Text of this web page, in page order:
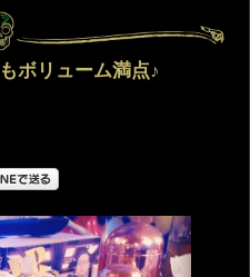
ボリューム満点♪